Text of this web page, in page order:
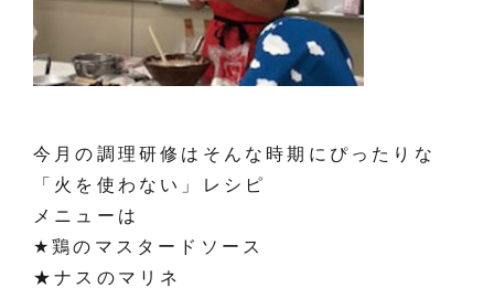
今月の調理研修はそんな時期にぴったりな
「火を使わない」レシピ
メニューは
★鶏のマスタードソース
★ナスのマリネ